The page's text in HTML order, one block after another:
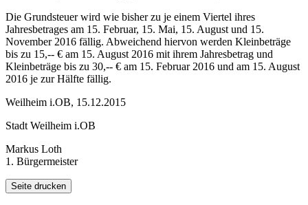
Die Grundsteuer wird wie bisher zu je einem Viertel ihres
Jahresbetrages am 15. Februar, 15. Mai, 15. August und 15.
November 2016 fällig. Abweichend hiervon werden Kleinbeträge
bis zu 15,-- € am 15. August 2016 mit ihrem Jahresbetrag und
Kleinbeträge bis zu 30,-- € am 15. Februar 2016 und am 15. August
2016 je zur Hälfte fällig.
Weilheim i.OB, 15.12.2015
Stadt Weilheim i.OB
Markus Loth
1. Bürgermeister
Seite drucken